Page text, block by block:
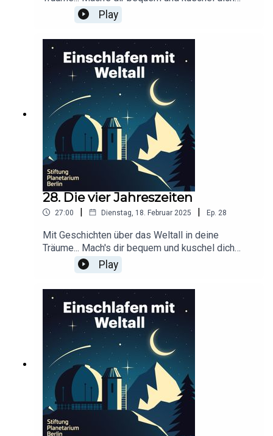
ein!Dieser Podcast wird durch Werbung
finanziert. Infos und Angebote unserer
https://linktr.ee/EinschlafenMitPodcastProduzier
t von Tim Rodenkirchen für Schønlein MediaIn
Kooperation mit der Stiftung Planetarium
BerlinRedaktion: Dr. Felix Lühning, Dr. Monika
Staesche, Ghazal WeberStimme: Dr. Monika
StaescheCover-Artwork von Amadeus E. Fronk
Play
28. Die vier Jahreszeiten
27:00 | Dienstag, 18. Februar 2025 | Ep. 28
Mit Geschichten über das Weltall in deine
Träume... Mach's dir bequem und kuschel dich
ein!Dieser Podcast wird durch Werbung
finanziert. Infos und Angebote unserer
https://linktr.ee/EinschlafenMitPodcastProduzier
t von Anna Germek für Schønlein MediaIn
Kooperation mit der Stiftung Planetarium
BerlinRedaktion: Dr. Felix Lühning, Dr. Monika
Staesche, Ghazal WeberStimme: Dr. Monika
StaescheCover-Artwork von Amadeus E. Fronk
Play